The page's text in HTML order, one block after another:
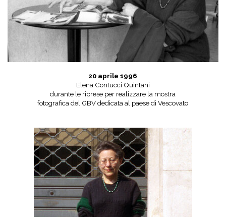
20 aprile 1996
Elena Contucci Quintani
durante le riprese per realizzare la mostra
fotografica del GBV dedicata al paese di Vescovato